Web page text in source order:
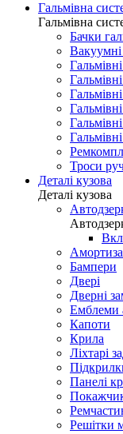
Гальмівна
Гальмівна
Бачки
Троси
Деталі кузова
Деталі кузова
Бампери
Двері
Дверні
Емблеми
Капоти
Крила
Ліхтарі
Панелі
Решітки